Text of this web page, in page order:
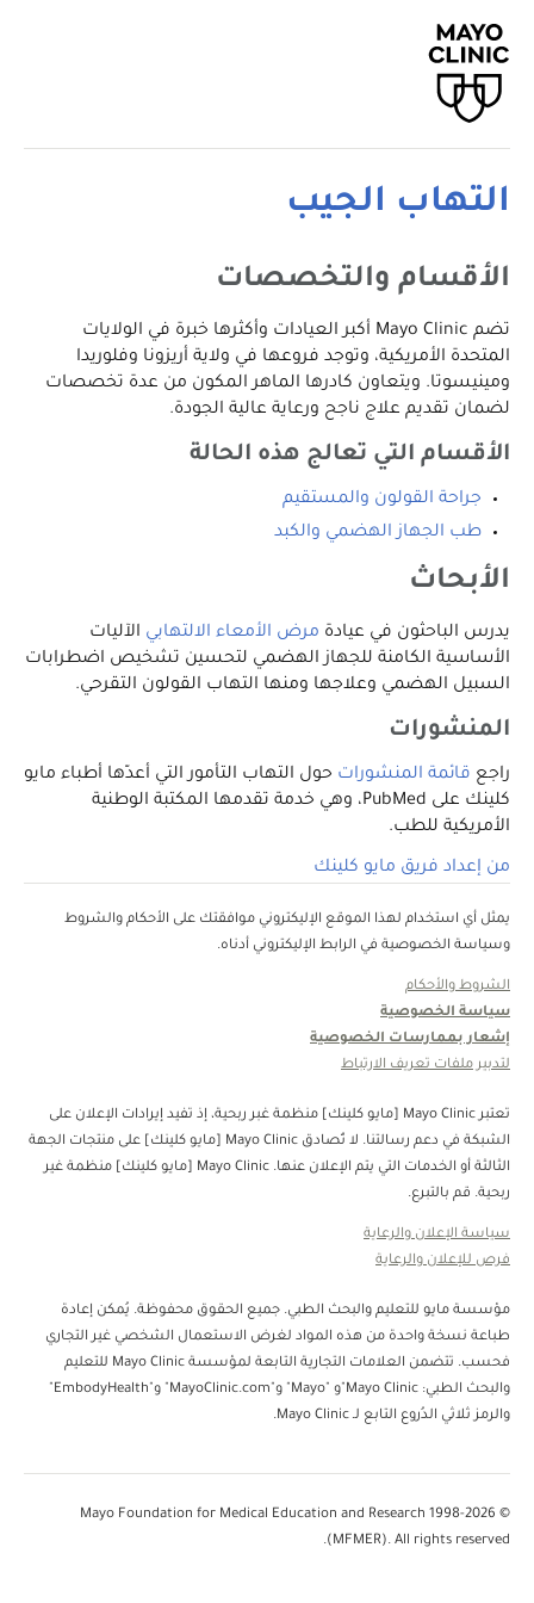
التهاب الجيب
الأقسام والتخصصات
تضم Mayo Clinic أكبر العيادات وأكثرها خبرة في الولايات
المتحدة الأمريكية، وتوجد فروعها في ولاية أريزونا وفلوريدا
ومينيسوتا. ويتعاون كادرها الماهر المكون من عدة تخصصات
لضمان تقديم علاج ناجح ورعاية عالية الجودة.
الأقسام التي تعالج هذه الحالة
جراحة القولون والمستقيم
طب الجهاز الهضمي والكبد
الأبحاث
يدرس الباحثون في عيادة مرض الأمعاء الالتهابي الآليات
الأساسية الكامنة للجهاز الهضمي لتحسين تشخيص اضطرابات
السبيل الهضمي وعلاجها ومنها التهاب القولون التقرحي.
المنشورات
راجع قائمة المنشورات حول التهاب التأمور التي أعدّها أطباء مايو
كلينك على PubMed، وهي خدمة تقدمها المكتبة الوطنية
الأمريكية للطب.
من إعداد فريق مايو كلينك
يمثل أي استخدام لهذا الموقع الإليكتروني موافقتك على الأحكام والشروط
وسياسة الخصوصية في الرابط الإليكتروني أدناه.
الشروط والأحكام
سياسة الخصوصية
إشعار بممارسات الخصوصية
لتدبير ملفات تعريف الارتباط
تعتبر Mayo Clinic [مايو كلينك] منظمة غبر ربحية، إذ تفيد إيرادات الإعلان على
الشبكة في دعم رسالتنا. لا تُصادق Mayo Clinic [مايو كلينك] على منتجات الجهة
الثالثة أو الخدمات التي يتم الإعلان عنها. Mayo Clinic [مايو كلينك] منظمة غير
ربحية. قم بالتبرع.
سياسة الإعلان والرعاية
فرص للإعلان والرعاية
مؤسسة مايو للتعليم والبحث الطبي. جميع الحقوق محفوظة. يُمكن إعادة
طباعة نسخة واحدة من هذه المواد لغرض الاستعمال الشخصي غير التجاري
فحسب. تتضمن العلامات التجارية التابعة لمؤسسة Mayo Clinic للتعليم
والبحث الطبي: Mayo Clinic"و "Mayo" و"MayoClinic.com" و"EmbodyHealth"
والرمز ثلاثي الدُروع التابع لـ Mayo Clinic.
© 1998-2026 Mayo Foundation for Medical Education and Research
(MFMER). All rights reserved.